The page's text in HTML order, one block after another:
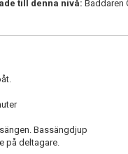
till denna nivå: Baddaren
Bassängdjup
på deltagare.